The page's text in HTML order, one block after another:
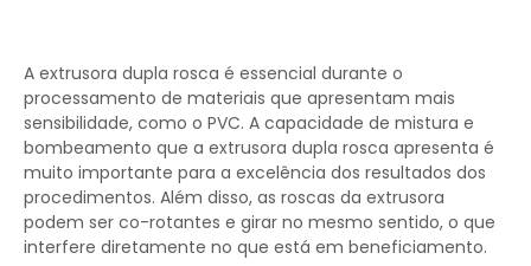
A extrusora dupla rosca é essencial durante o
processamento de materiais que apresentam mais
sensibilidade, como o PVC. A capacidade de mistura e
bombeamento que a extrusora dupla rosca apresenta é
muito importante para a excelência dos resultados dos
procedimentos. Além disso, as roscas da extrusora
podem ser co-rotantes e girar no mesmo sentido, o que
interfere diretamente no que está em beneficiamento.